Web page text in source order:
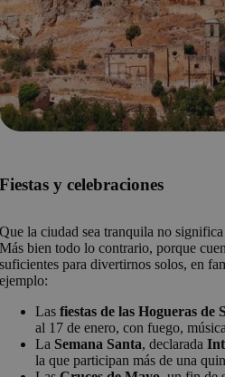
Fiestas y celebraciones
Que la ciudad sea tranquila no
Más bien todo lo contrario, porque
suficientes para divertirnos solos, en
ejemplo:
Lasfiestas de las Hogueras de
al 17 de enero, con fuego,
La Semana Santa, declarada
la que participan más de una